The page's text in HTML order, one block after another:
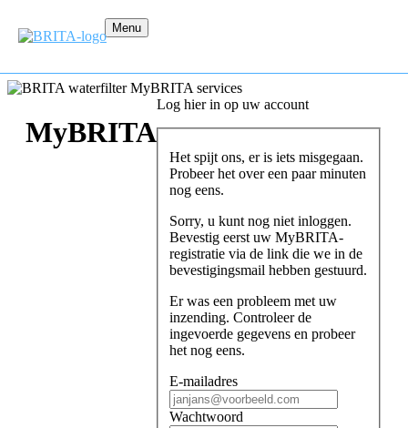
Menu
MyBRITA
Log hier in op uw account
Het spijt ons, er is iets misgegaan.
Probeer het over een paar minuten
nog eens.
Sorry, u kunt nog niet inloggen.
Bevestig eerst uw MyBRITA-
registratie via de link die we in de
bevestigingsmail hebben gestuurd.
Er was een probleem met uw
inzending. Controleer de
ingevoerde gegevens en probeer
het nog eens.
E-mailadres
Wachtwoord